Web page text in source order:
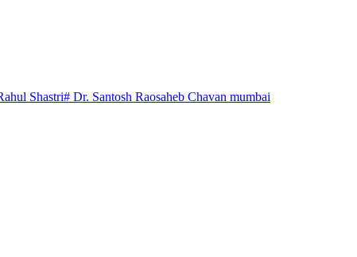
Shastri# Dr. Santosh Raosaheb Chavan mumbai